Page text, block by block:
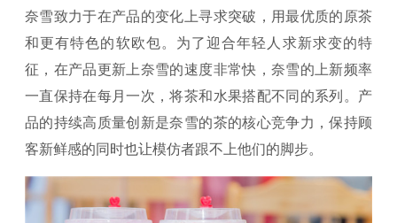
奈雪致力于在产品的变化上寻求突破，用最优质的原茶
和更有特色的软欧包。为了迎合年轻人求新求变的特
征，在产品更新上奈雪的速度非常快，奈雪的上新频率
一直保持在每月一次，将茶和水果搭配不同的系列。产
品的持续高质量创新是奈雪的茶的核心竞争力，保持顾
客新鲜感的同时也让模仿者跟不上他们的脚步。